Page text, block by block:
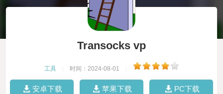
Transocks vp
工具 时间：2024-08-01
安卓下载 苹果下载 PC下载